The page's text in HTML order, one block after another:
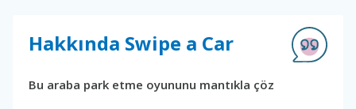
Hakkında Swipe a Car
Bu araba park etme oyununu mantıkla çöz